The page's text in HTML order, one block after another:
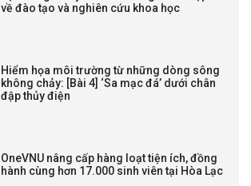
VIỆN (1985-2025) VÀ ĐÓN
vị trí việc làm chức danh nghề
nghiệp chuyên môn dùng
về đào tạo và nghiên cứu khoa học
Hiểm họa môi trường từ những dòng sông
không chảy: [Bài 4] ‘Sa mạc đá’ dưới chân
đập thủy điện
OneVNU nâng cấp hàng loạt tiện ích, đồng
hành cùng hơn 17.000 sinh viên tại Hòa Lạc